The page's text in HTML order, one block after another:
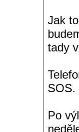
Jak
tady
SOS.
Po